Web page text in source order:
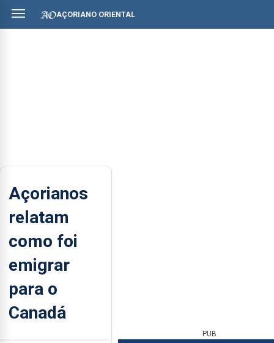
AÇORIANO ORIENTAL
Açorianos
relatam
como foi
emigrar
para o
Canadá
PUB